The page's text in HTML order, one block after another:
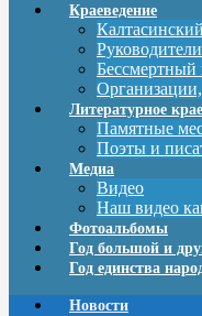
Краеведение
Бессмертный
Литературное
Памятные
Поэты и
Медиа
Видео
Наш видео
Фотоальбомы
Год большой и
Год единства
Новости